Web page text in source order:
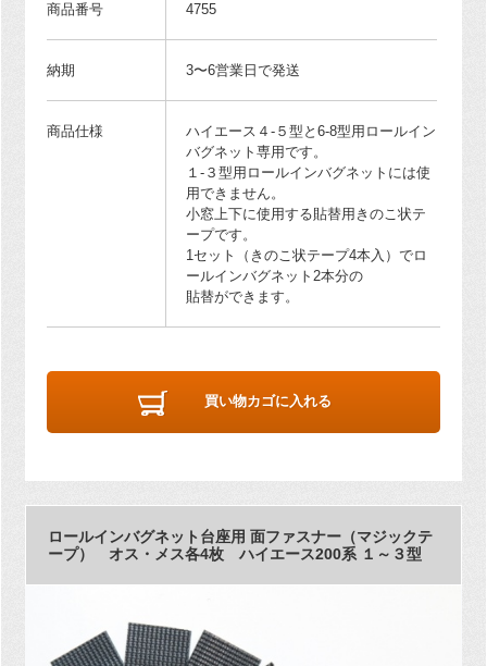
商品番号 4755
納期 3〜6営業日で発送
商品仕様
ハイエース４-５型と6-8型用ロールイン
バグネット専用です。
１-３型用ロールインバグネットには使
用できません。
小窓上下に使用する貼替用きのこ状テ
ープです。
1セット（きのこ状テープ4本入）でロ
ールインバグネット2本分の
貼替ができます。
買い物カゴに入れる
ロールインバグネット台座用 面ファスナー（マジックテ
ープ） オス・メス各4枚 ハイエース200系 １～３型